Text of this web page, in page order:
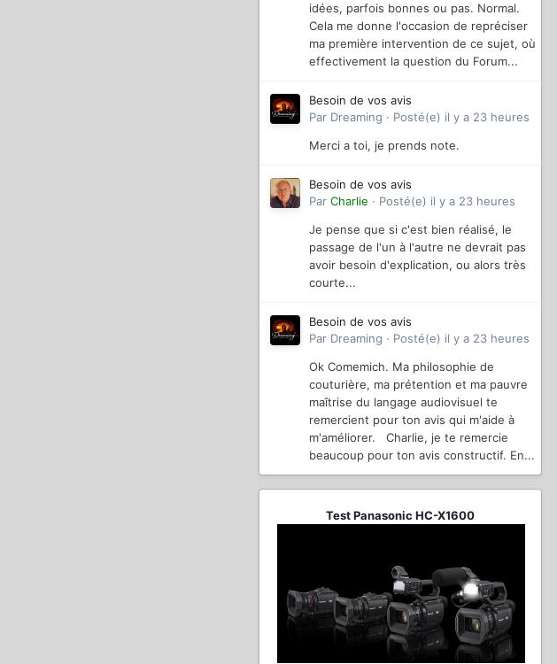
idées, parfois bonnes ou pas. Normal.
Cela me donne l'occasion de repréciser
ma première intervention de ce sujet, où
effectivement la question du Forum...
Besoin de vos avis
Par Dreaming · Posté(e) il y a 23 heures
Merci a toi, je prends note.
Besoin de vos avis
Par Charlie · Posté(e) il y a 23 heures
Je pense que si c'est bien réalisé, le
passage de l'un à l'autre ne devrait pas
avoir besoin d'explication, ou alors très
courte...
Besoin de vos avis
Par Dreaming · Posté(e) il y a 23 heures
Ok Comemich. Ma philosophie de
couturière, ma prétention et ma pauvre
maîtrise du langage audiovisuel te
remercient pour ton avis qui m'aide à
m'améliorer. Charlie, je te remercie
beaucoup pour ton avis constructif. En...
Test Panasonic HC-X1600